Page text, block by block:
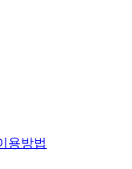
용방법